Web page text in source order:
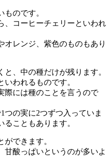
のです。
、コーヒーチェリーといわれ
オレンジ、紫色のものもあり
、中の種だけが残ります。
われるものです。
際には種のことを言うので
つの実に2つずつ入っていま
こともあります。
できます。
甘酸っぱいというのが多いよ